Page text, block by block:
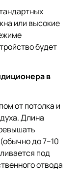
или высокие
будет
в
от потолка и
Длина
до 7–10
под
отвода